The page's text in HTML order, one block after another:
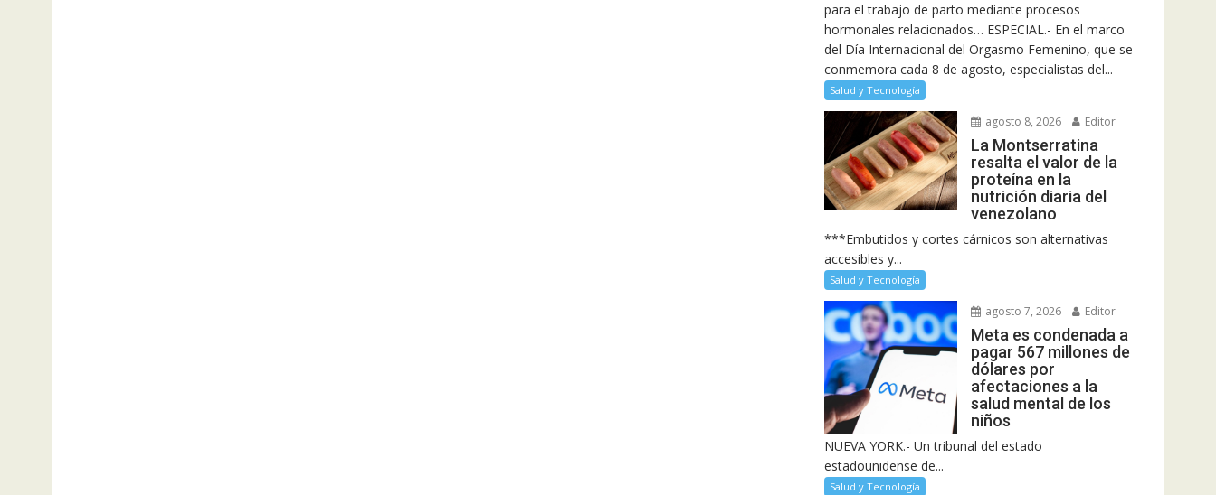
para el trabajo de parto mediante procesos
hormonales relacionados… ESPECIAL.- En el marco
del Día Internacional del Orgasmo Femenino, que se
conmemora cada 8 de agosto, especialistas del...
Salud y Tecnología
agosto 8, 2026 Editor
La Montserratina
resalta el valor de la
proteína en la
nutrición diaria del
venezolano
***Embutidos y cortes cárnicos son alternativas
accesibles y...
Salud y Tecnología
agosto 7, 2026 Editor
Meta es condenada a
pagar 567 millones de
dólares por
afectaciones a la
salud mental de los
niños
NUEVA YORK.- Un tribunal del estado
estadounidense de...
Salud y Tecnología